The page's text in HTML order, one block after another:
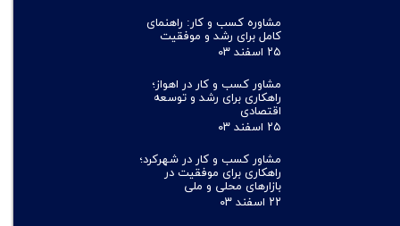
مشاوره کسب و کار: راهنمای
کامل برای رشد و موفقیت
۲۵ اسفند ۰۳
مشاور کسب و کار در اهواز؛
راهکاری برای رشد و توسعه
اقتصادی
۲۵ اسفند ۰۳
مشاور کسب و کار در شهرکرد؛
راهکاری برای موفقیت در
بازارهای محلی و ملی
۲۲ اسفند ۰۳